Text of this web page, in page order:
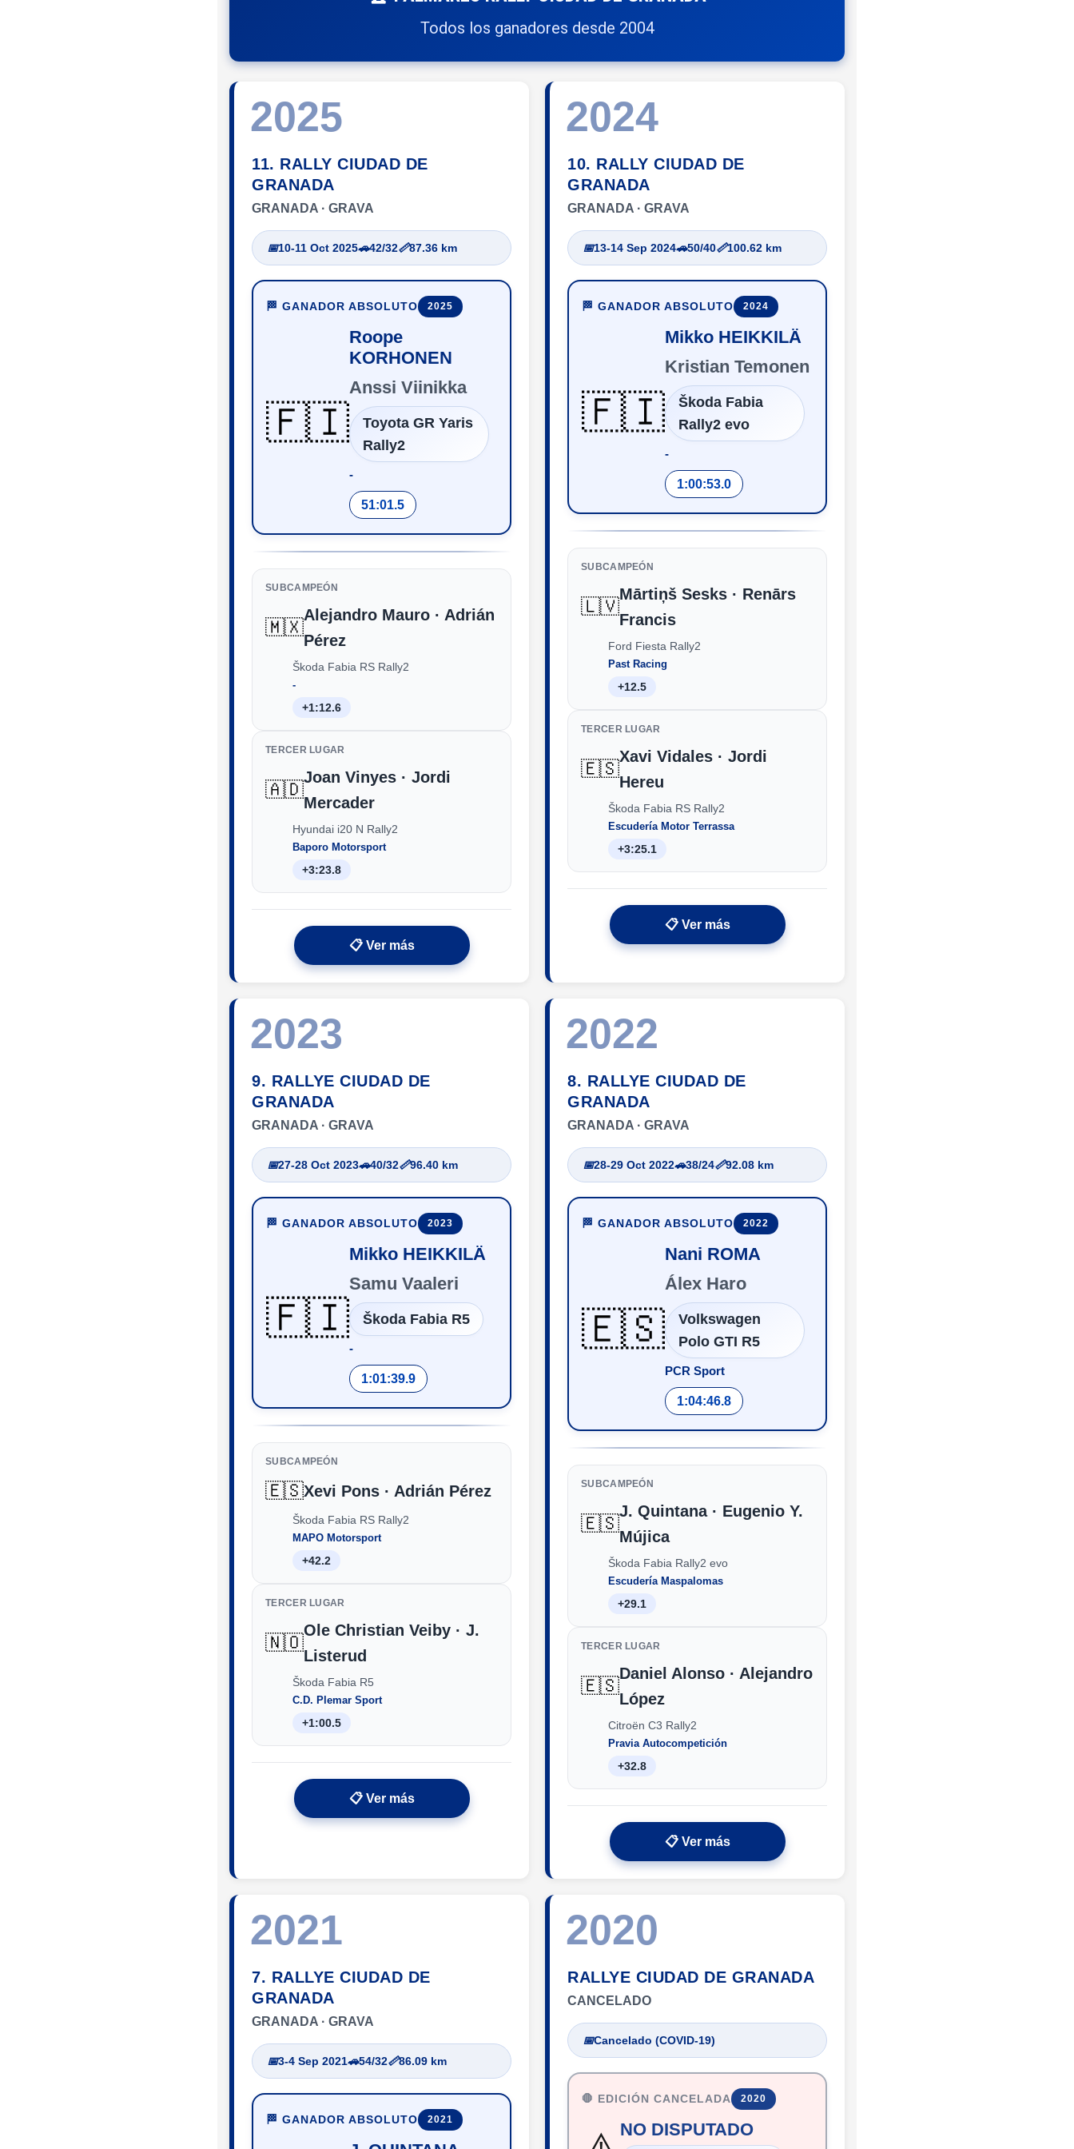
Todos los ganadores desde 2004
2025
11. RALLY CIUDAD DE
GRANADA
GRANADA · GRAVA
📅10-11 Oct 2025🚗42/32📏87.36 km
🏁 GANADOR ABSOLUTO 2025
🇫🇮
Roope
KORHONEN
Anssi Viinikka
Toyota GR Yaris
Rally2
‑
51:01.5
SUBCAMPEÓN
🇲🇽
Alejandro Mauro · Adrián
Pérez
Škoda Fabia RS Rally2
‑
+1:12.6
TERCER LUGAR
🇦🇩
Joan Vinyes · Jordi
Mercader
Hyundai i20 N Rally2
Baporo Motorsport
+3:23.8
📋 Ver más
2024
10. RALLY CIUDAD DE
GRANADA
GRANADA · GRAVA
📅13-14 Sep 2024🚗50/40📏100.62 km
🏁 GANADOR ABSOLUTO 2024
🇫🇮
Mikko HEIKKILÄ
Kristian Temonen
Škoda Fabia
Rally2 evo
‑
1:00:53.0
SUBCAMPEÓN
🇱🇻
Mārtiņš Sesks · Renārs
Francis
Ford Fiesta Rally2
Past Racing
+12.5
TERCER LUGAR
🇪🇸
Xavi Vidales · Jordi
Hereu
Škoda Fabia RS Rally2
Escudería Motor Terrassa
+3:25.1
📋 Ver más
2023
9. RALLYE CIUDAD DE
GRANADA
GRANADA · GRAVA
📅27-28 Oct 2023🚗40/32📏96.40 km
🏁 GANADOR ABSOLUTO 2023
🇫🇮
Mikko HEIKKILÄ
Samu Vaaleri
Škoda Fabia R5
‑
1:01:39.9
SUBCAMPEÓN
🇪🇸Xevi Pons · Adrián Pérez
Škoda Fabia RS Rally2
MAPO Motorsport
+42.2
TERCER LUGAR
🇳🇴
Ole Christian Veiby · J.
Listerud
Škoda Fabia R5
C.D. Plemar Sport
+1:00.5
📋 Ver más
2022
8. RALLYE CIUDAD DE
GRANADA
GRANADA · GRAVA
📅28-29 Oct 2022🚗38/24📏92.08 km
🏁 GANADOR ABSOLUTO 2022
🇪🇸
Nani ROMA
Álex Haro
Volkswagen
Polo GTI R5
PCR Sport
1:04:46.8
SUBCAMPEÓN
🇪🇸
J. Quintana · Eugenio Y.
Mújica
Škoda Fabia Rally2 evo
Escudería Maspalomas
+29.1
TERCER LUGAR
🇪🇸
Daniel Alonso · Alejandro
López
Citroën C3 Rally2
Pravia Autocompetición
+32.8
📋 Ver más
2021
7. RALLYE CIUDAD DE
GRANADA
GRANADA · GRAVA
📅3-4 Sep 2021🚗54/32📏86.09 km
🏁 GANADOR ABSOLUTO 2021
2020
RALLYE CIUDAD DE GRANADA
CANCELADO
📅Cancelado (COVID-19)
🛑 EDICIÓN CANCELADA 2020
NO DISPUTADO